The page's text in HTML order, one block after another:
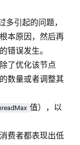
多引起的问题，
本原因，然后再
错误发生。
了优化该节点
数量或者调整其
值），以
费者都表现出低